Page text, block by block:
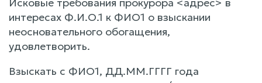
интересах Ф.И.О.1 к ФИО1 о взыскании
неосновательного обогащения,
удовлетворить.
Взыскать с ФИО1, ДД.ММ.ГГГГ года